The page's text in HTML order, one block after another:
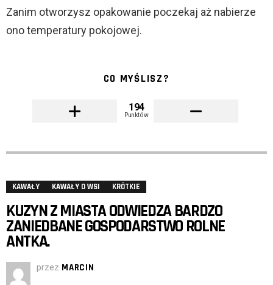
Zanim otworzysz opakowanie poczekaj aż nabierze
ono temperatury pokojowej.
CO MYŚLISZ?
194
Punktów
KAWAŁY KAWAŁY O WSI KRÓTKIE
KUZYN Z MIASTA ODWIEDZA BARDZO
ZANIEDBANE GOSPODARSTWO ROLNE
ANTKA.
przez MARCIN